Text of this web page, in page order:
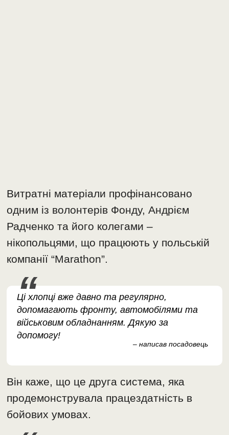
Витратні матеріали профінансовано
одним із волонтерів Фонду, Андрієм
Радченко та його колегами –
нікопольцями, що працюють у польській
компанії “Marathon”.
Ці хлопці вже давно та регулярно,
допомагають фронту, автомобілями та
військовим обладнанням. Дякую за
допомогу!
– написав посадовець
Він каже, що це друга система, яка
продемонструвала працездатність в
бойових умовах.